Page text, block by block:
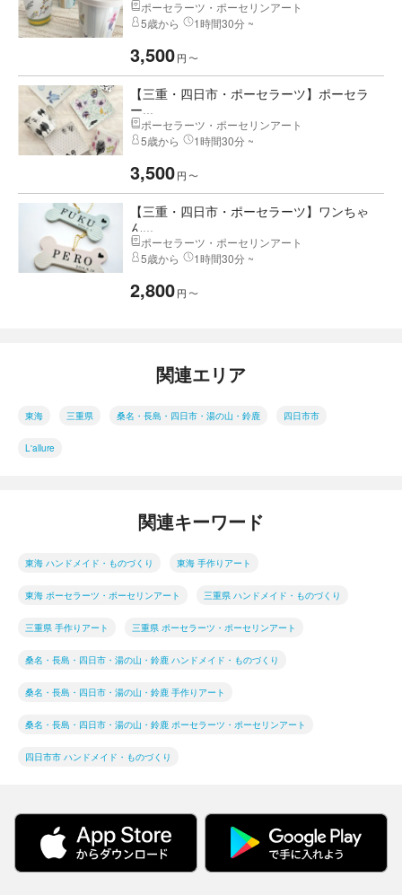
ポーセラーツ・ポーセリンアート
5歳から
1時間30分 ~
3,500円 〜
【三重・四日市・ポーセラーツ】ポーセラ
ー...
ポーセラーツ・ポーセリンアート
5歳から
1時間30分 ~
3,500円 〜
【三重・四日市・ポーセラーツ】ワンちゃ
ん...
ポーセラーツ・ポーセリンアート
5歳から
1時間30分 ~
2,800円 〜
関連エリア
東海 三重県 桑名・長島・四日市・湯の山・鈴鹿 四日市市
L'allure
関連キーワード
東海 ハンドメイド・ものづくり 東海 手作りアート
東海 ポーセラーツ・ポーセリンアート 三重県 ハンドメイド・ものづくり
三重県 手作りアート 三重県 ポーセラーツ・ポーセリンアート
桑名・長島・四日市・湯の山・鈴鹿 ハンドメイド・ものづくり
桑名・長島・四日市・湯の山・鈴鹿 手作りアート
桑名・長島・四日市・湯の山・鈴鹿 ポーセラーツ・ポーセリンアート
四日市市 ハンドメイド・ものづくり